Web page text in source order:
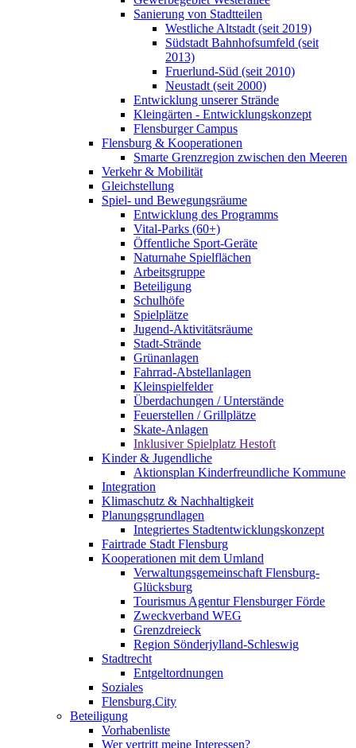
Sanierung von Stadtteilen
Westliche Altstadt (seit 2019)
Südstadt Bahnhofsumfeld (seit
2013)
Fruerlund-Süd (seit 2010)
Neustadt (seit 2000)
Entwicklung unserer Strände
Kleingärten - Entwicklungskonzept
Flensburger Campus
Flensburg & Kooperationen
Smarte Grenzregion zwischen den Meeren
Verkehr & Mobilität
Gleichstellung
Spiel- und Bewegungsräume
Entwicklung des Programms
Vital-Parks (60+)
Öffentliche Sport-Geräte
Naturnahe Spielflächen
Arbeitsgruppe
Beteiligung
Schulhöfe
Spielplätze
Jugend-Aktivitätsräume
Stadt-Strände
Grünanlagen
Fahrrad-Abstellanlagen
Kleinspielfelder
Überdachungen / Unterstände
Feuerstellen / Grillplätze
Skate-Anlagen
Inklusiver Spielplatz Hestoft
Kinder & Jugendliche
Aktionsplan Kinderfreundliche Kommune
Integration
Klimaschutz & Nachhaltigkeit
Planungsgrundlagen
Integriertes Stadtentwicklungskonzept
Fairtrade Stadt Flensburg
Kooperationen mit dem Umland
Verwaltungsgemeinschaft Flensburg-
Glücksburg
Tourismus Agentur Flensburger Förde
Zweckverband WEG
Grenzdreieck
Region Sönderjylland-Schleswig
Stadtrecht
Entgeltordnungen
Soziales
Flensburg.City
Beteiligung
Vorhabenliste
Wer vertritt meine Interessen?